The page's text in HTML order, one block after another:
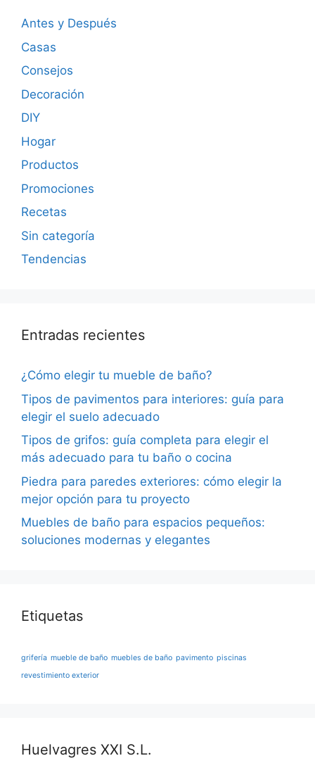
Antes y Después
Casas
Consejos
Decoración
DIY
Hogar
Productos
Promociones
Recetas
Sin categoría
Tendencias
Entradas recientes
¿Cómo elegir tu mueble de baño?
Tipos de pavimentos para interiores: guía para
elegir el suelo adecuado
Tipos de grifos: guía completa para elegir el
más adecuado para tu baño o cocina
Piedra para paredes exteriores: cómo elegir la
mejor opción para tu proyecto
Muebles de baño para espacios pequeños:
soluciones modernas y elegantes
Etiquetas
grifería mueble de baño muebles de baño pavimento piscinas
revestimiento exterior
Huelvagres XXI S.L.